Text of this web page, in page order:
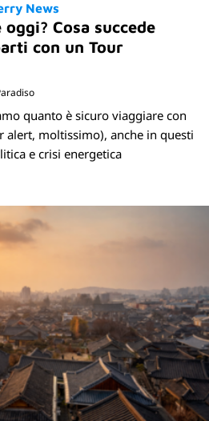
News
Cosa succede
con un Tour
quanto è sicuro viaggiare con
alert, moltissimo), anche in questi
e crisi energetica